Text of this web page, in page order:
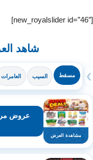
[new_royalslider id=”46″]
شاهد
مسقط السيب العامرات ❯
مشاهدة العرض